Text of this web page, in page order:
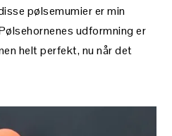
pølsemumier er min
udformning er
helt perfekt, nu når det